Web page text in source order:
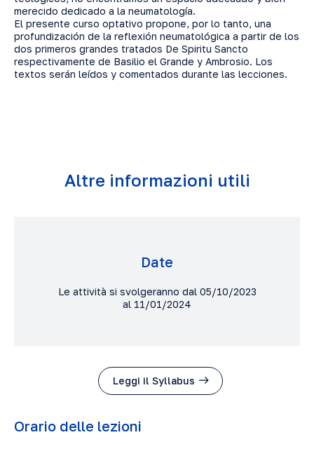
merecido dedicado a la neumatología.
El presente curso optativo propone, por lo tanto, una
profundización de la reflexión neumatológica a partir de los
dos primeros grandes tratados De Spiritu Sancto
respectivamente de Basilio el Grande y Ambrosio. Los
textos serán leídos y comentados durante las lecciones.
Altre informazioni utili
Date
Le attività si svolgeranno dal 05/10/2023
al 11/01/2024
Leggi il Syllabus
Orario delle lezioni